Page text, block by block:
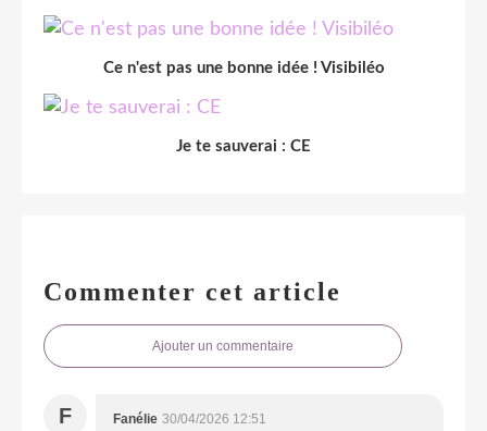
Ce n'est pas une bonne idée ! Visibiléo
Je te sauverai : CE
Commenter cet article
Ajouter un commentaire
F Fanélie 30/04/2026 12:51